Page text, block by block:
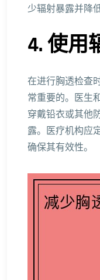
少辐射暴露并降
4. 使用
在进行胸透检查
常重要的。医生
穿戴铅衣或其他
露。医疗机构应
确保其有效性。